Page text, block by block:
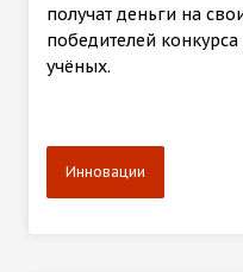
получат деньги на
победителей
учёных.
Инновации